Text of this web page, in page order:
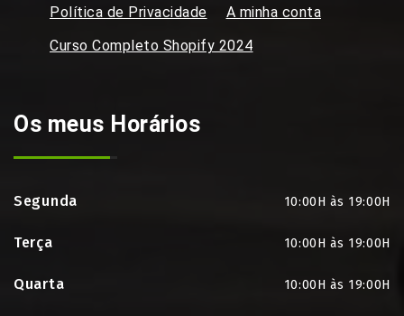
Política de Privacidade
A minha conta
Curso Completo Shopify 2024
Os meus Horários
Segunda 10:00H às 19:00H
Terça 10:00H às 19:00H
Quarta 10:00H às 19:00H